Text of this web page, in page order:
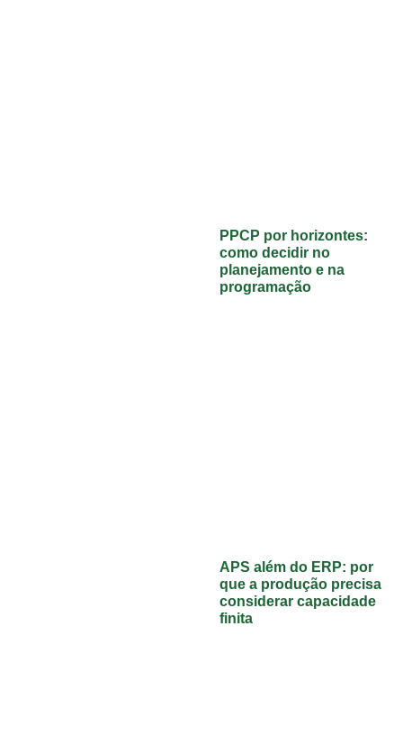
PPCP por horizontes:
como decidir no
planejamento e na
programação
APS além do ERP: por
que a produção precisa
considerar capacidade
finita